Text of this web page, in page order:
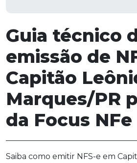
Guia técnico
emissão de
Capitão
Marques/PR
da Focus NFe
Saiba como emitir NFS-e em